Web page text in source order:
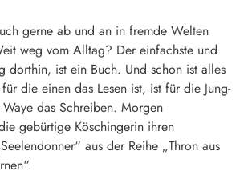
gerne ab und an in fremde Welten
weg vom Alltag? Der einfachste und
dorthin, ist ein Buch. Und schon ist alles
die einen das Lesen ist, ist für die Jung-
das Schreiben. Morgen
gebürtige Köschingerin ihren
aus der Reihe „Thron aus